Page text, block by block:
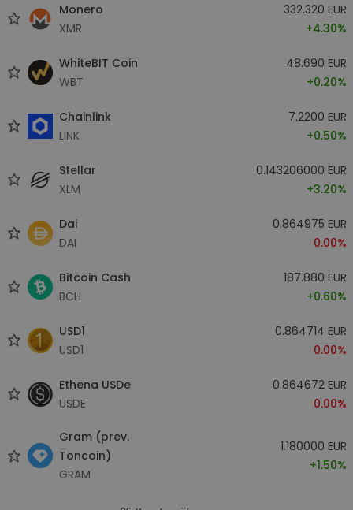
Monero
XMR
332.320 EUR
+4.30%
WhiteBIT Coin
WBT
48.690 EUR
+0.20%
Chainlink
LINK
7.2200 EUR
+0.50%
Stellar
XLM
0.143206000 EUR
+3.20%
Dai
DAI
0.864975 EUR
0.00%
Bitcoin Cash
BCH
187.880 EUR
+0.60%
USD1
USD1
0.864714 EUR
0.00%
Ethena USDe
USDE
0.864672 EUR
0.00%
Gram (prev.
Toncoin)
GRAM
1.180000 EUR
+1.50%